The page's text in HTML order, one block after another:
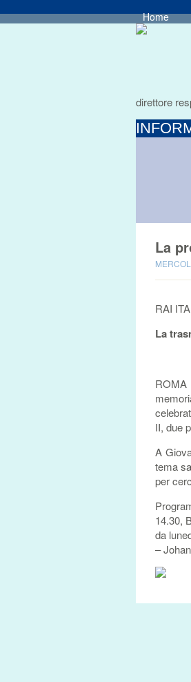
Home
direttore
La
RAI
La
II, due
A
tema
per
14.30,
da
–